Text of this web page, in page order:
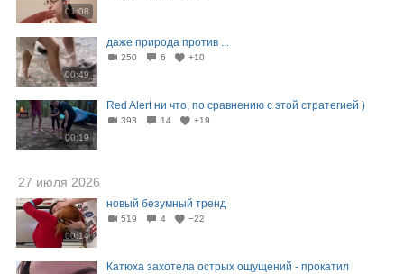
01:08
00:49
даже природа против ...
250 6 +10
00:19
Red Alert ни что, по сравнению с этой стратегией )
393 14 +19
27 июля 2026
00:14
новый безумный тренд
519 4 −22
Катюха захотела острых ощущений - прокатил